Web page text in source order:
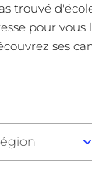
trouvé
pour vous
ses